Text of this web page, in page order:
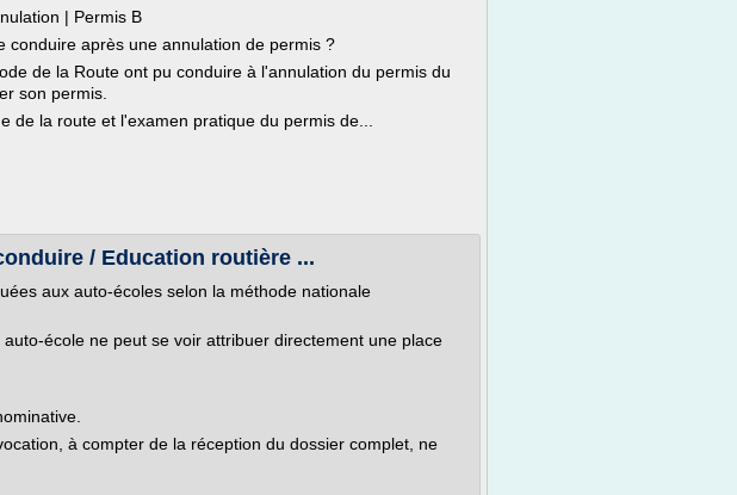
| Permis B
conduire après une annulation de permis ?
de la Route ont pu conduire à l'annulation du permis du
son permis.
de la route et l'examen pratique du permis de...
/ Education routière ...
aux auto-écoles selon la méthode nationale
école ne peut se voir attribuer directement une place
à compter de la réception du dossier complet, ne